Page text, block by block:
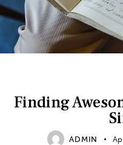
Finding
ADMIN